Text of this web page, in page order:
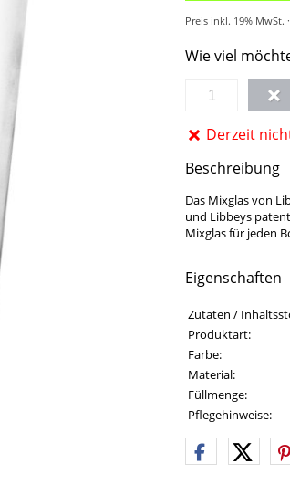
Preis inkl. 19% MwSt. ·
Wie viel
Derzeit
Beschreibung
Das Mixglas von
und Libbeys
Mixglas für jeden
Eigenschaften
Eigenschaften des
Eigenschaft Wert
Zutaten /
Produktart:
Farbe:
Material:
Füllmenge:
Pflegehinweise: